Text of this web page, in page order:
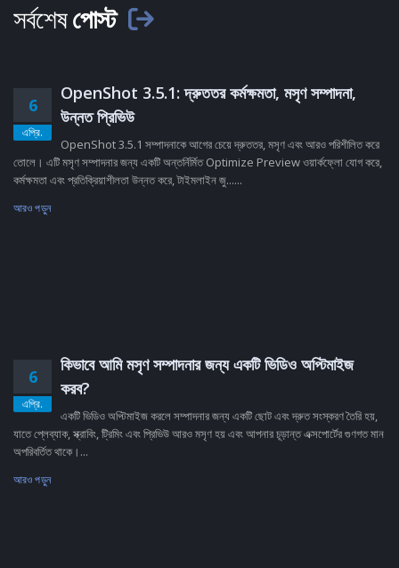
সর্বশেষপোস্ট
6
এপ্রি.
OpenShot 3.5.1: দ্রুততর কর্মক্ষমতা, মসৃণ সম্পাদনা,
উন্নত প্রিভিউ
OpenShot 3.5.1 সম্পাদনাকে আগের চেয়ে দ্রুততর, মসৃণ এবং আরও পরিশীলিত করে
তোলে। এটি মসৃণ সম্পাদনার জন্য একটি অন্তর্নির্মিত Optimize Preview ওয়ার্কফ্লো যোগ করে,
কর্মক্ষমতা এবং প্রতিক্রিয়াশীলতা উন্নত করে, টাইমলাইন জু......
আরও পড়ুন
6
এপ্রি.
কিভাবে আমি মসৃণ সম্পাদনার জন্য একটি ভিডিও অপ্টিমাইজ
করব?
একটি ভিডিও অপ্টিমাইজ করলে সম্পাদনার জন্য একটি ছোট এবং দ্রুত সংস্করণ তৈরি হয়,
যাতে প্লেব্যাক, স্ক্রাবিং, ট্রিমিং এবং প্রিভিউ আরও মসৃণ হয় এবং আপনার চূড়ান্ত এক্সপোর্টের গুণগত মান
অপরিবর্তিত থাকে।...
আরও পড়ুন